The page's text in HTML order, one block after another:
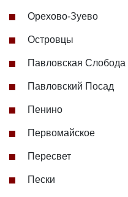
Орехово-Зуево
Островцы
Павловская Слобода
Павловский Посад
Пенино
Первомайское
Пересвет
Пески